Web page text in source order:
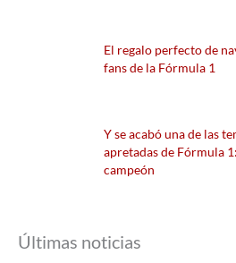
El regalo perfecto de
fans de la Fórmula 1
Y se acabó una de las
apretadas de Fórmula
campeón
Últimas noticias